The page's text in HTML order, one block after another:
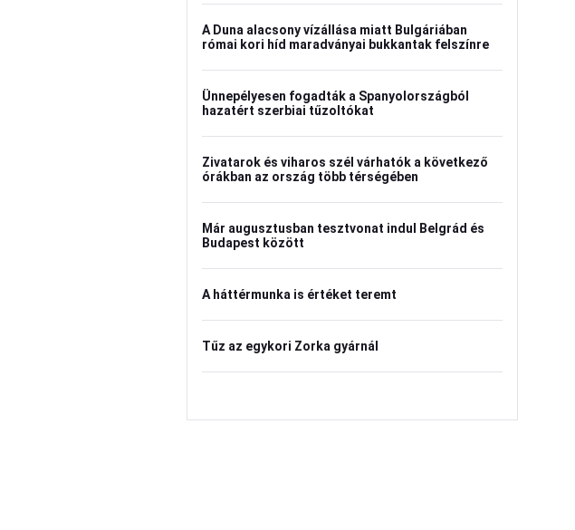
A Duna alacsony vízállása miatt Bulgáriában
római kori híd maradványai bukkantak felszínre
Ünnepélyesen fogadták a Spanyolországból
hazatért szerbiai tűzoltókat
Zivatarok és viharos szél várhatók a következő
órákban az ország több térségében
Már augusztusban tesztvonat indul Belgrád és
Budapest között
A háttérmunka is értéket teremt
Tűz az egykori Zorka gyárnál